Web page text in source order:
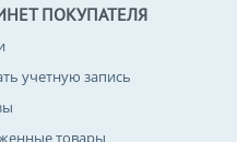
ПОКУПАТЕЛЯ
учетную запись
товары